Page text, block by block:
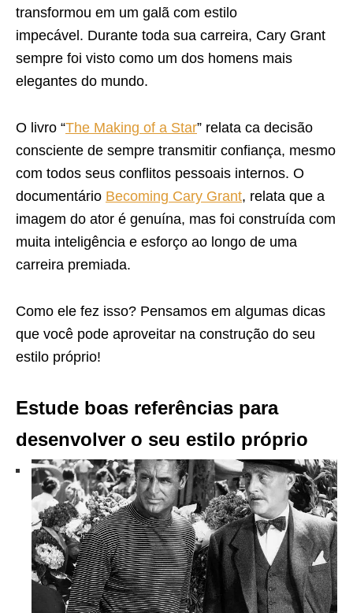
transformou em um galã com estilo
impecável. Durante toda sua carreira, Cary Grant
sempre foi visto como um dos homens mais
elegantes do mundo.
O livro “The Making of a Star” relata ca decisão
consciente de sempre transmitir confiança, mesmo
com todos seus conflitos pessoais internos. O
documentário Becoming Cary Grant, relata que a
imagem do ator é genuína, mas foi construída com
muita inteligência e esforço ao longo de uma
carreira premiada.
Como ele fez isso? Pensamos em algumas dicas
que você pode aproveitar na construção do seu
estilo próprio!
Estude boas referências para
desenvolver o seu estilo próprio